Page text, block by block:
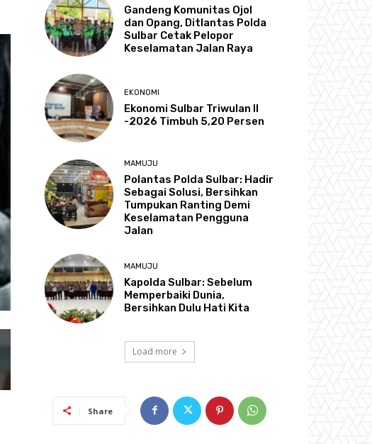
Gandeng Komunitas Ojol
dan Opang, Ditlantas Polda
Sulbar Cetak Pelopor
Keselamatan Jalan Raya
EKONOMI
Ekonomi Sulbar Triwulan II
-2026 Timbuh 5,20 Persen
MAMUJU
Polantas Polda Sulbar: Hadir
Sebagai Solusi, Bersihkan
Tumpukan Ranting Demi
Keselamatan Pengguna
Jalan
MAMUJU
Kapolda Sulbar: Sebelum
Memperbaiki Dunia,
Bersihkan Dulu Hati Kita
Load more
Share